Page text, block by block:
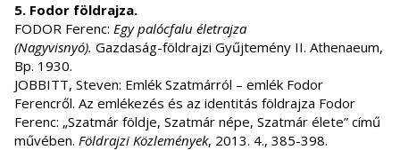
5. Fodor földrajza.
FODOR Ferenc: Egy palócfalu életrajza
(Nagyvisnyó). Gazdaság-földrajzi Gyűjtemény II. Athenaeum,
Bp. 1930.
JOBBITT, Steven: Emlék Szatmárról – emlék Fodor
Ferencről. Az emlékezés és az identitás földrajza Fodor
Ferenc: „Szatmár földje, Szatmár népe, Szatmár élete” című
művében. Földrajzi Közlemények, 2013. 4., 385-398.